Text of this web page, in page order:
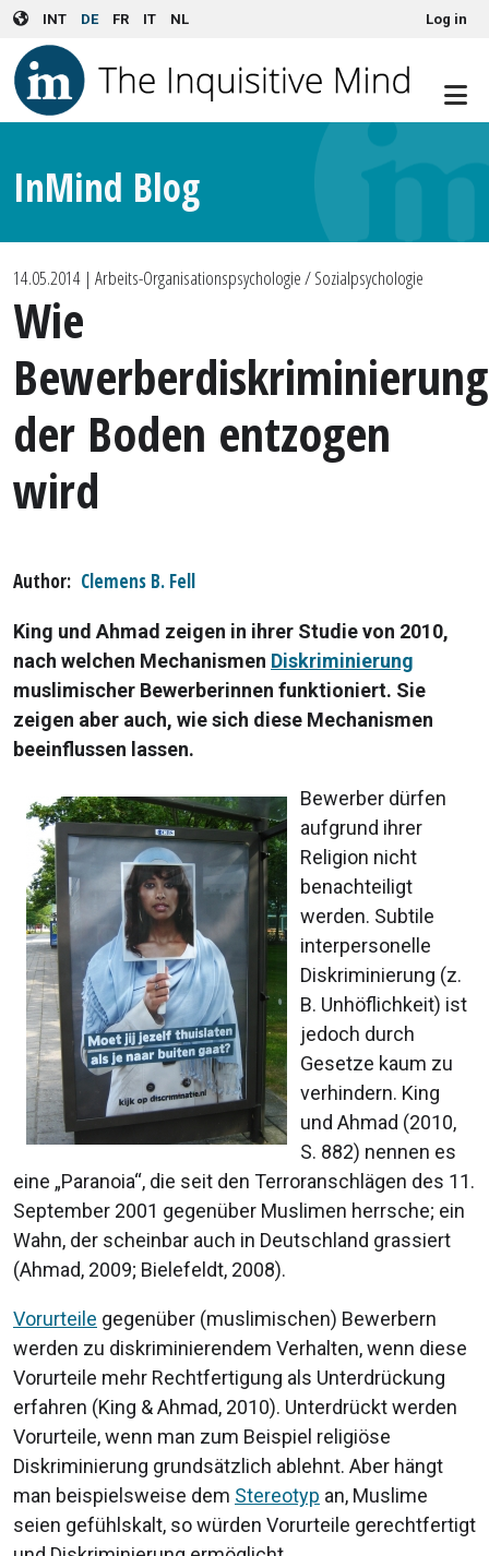
Skip to main content
INT DE FR IT NL User account menuLog in
InMind Blog
14.05.2014 | Arbeits-Organisationspsychologie / Sozialpsychologie
Wie
Bewerberdiskriminierung
der Boden entzogen
wird
Author Clemens B. Fell
King und Ahmad zeigen in ihrer Studie von 2010,
nach welchen Mechanismen Diskriminierung
muslimischer Bewerberinnen funktioniert. Sie
zeigen aber auch, wie sich diese Mechanismen
beeinflussen lassen.
Bewerber dürfen
aufgrund ihrer
Religion nicht
benachteiligt
werden. Subtile
interpersonelle
Diskriminierung (z.
B. Unhöflichkeit) ist
jedoch durch
Gesetze kaum zu
verhindern. King
und Ahmad (2010,
S. 882) nennen es
eine „Paranoia“, die seit den Terroranschlägen des 11.
September 2001 gegenüber Muslimen herrsche; ein
Wahn, der scheinbar auch in Deutschland grassiert
(Ahmad, 2009; Bielefeldt, 2008).
Vorurteile gegenüber (muslimischen) Bewerbern
werden zu diskriminierendem Verhalten, wenn diese
Vorurteile mehr Rechtfertigung als Unterdrückung
erfahren (King & Ahmad, 2010). Unterdrückt werden
Vorurteile, wenn man zum Beispiel religiöse
Diskriminierung grundsätzlich ablehnt. Aber hängt
man beispielsweise dem Stereotyp an, Muslime
seien gefühlskalt, so würden Vorurteile gerechtfertigt